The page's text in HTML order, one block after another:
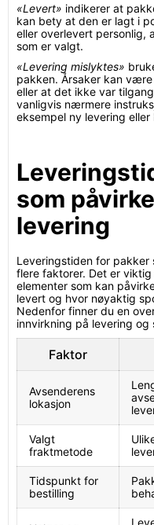
«Levert» indikerer at
kan bety at den er lagt i
eller overlevert personlig,
som er valgt.
«Levering mislyktes»
pakken. Årsaker kan
eller at det ikke var
vanligvis nærmere
eksempel ny levering
som
levering
Leveringstiden for pakker
flere faktorer. Det er
elementer som kan
levert og hvor nøyaktig
Nedenfor finner du en
innvirkning på levering og
Faktor
Avsenderens
lokasjon
Valgt
fraktmetode
Tidspunkt for
bestilling